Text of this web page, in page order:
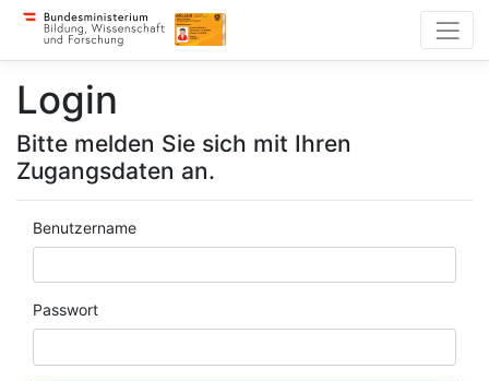
Login
Bitte melden Sie sich mit Ihren
Zugangsdaten an.
Benutzername
Passwort